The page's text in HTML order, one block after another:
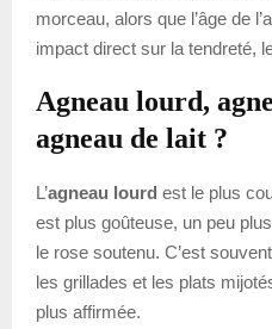
morceau, alors que l’âge de
impact direct sur la tendreté,
Agneau lourd,
agneau de lait ?
L’agneau lourd est le plus
est plus goûteuse, un peu
le rose soutenu. C’est
les grillades et les plats
plus affirmée.